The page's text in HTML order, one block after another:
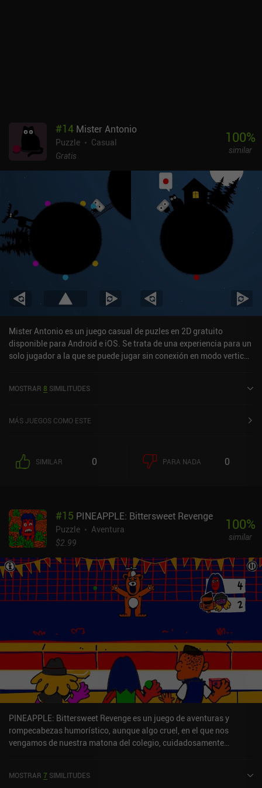
#14 Mister Antonio
Puzzle
Casual
Gratis
100%
similar
Mister Antonio es un juego casual de puzles en 2D gratuito
disponible para Android e iOS. Se trata de una experiencia para un
solo jugador a la que se puede jugar sin conexión en modo vertical.
actualmente una puntuación de 4,9 sobre 5,0 en Google Play y de
MOSTRAR 8 SIMILITUDES
MÁS JUEGOS COMO ESTE
SIMILAR 0 PARA NADA 0
#15 PINEAPPLE: Bittersweet Revenge
Puzzle
Aventura
$2.99
100%
similar
PINEAPPLE: Bittersweet Revenge es un juego de aventuras y
rompecabezas humorístico, aunque algo cruel, en el que nos
vengamos de nuestra matona del colegio, cuidadosamente
sufrido el feroz abuso de una notoria matona escolar y sus
MOSTRAR 7 SIMILITUDES